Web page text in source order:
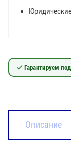
Гарантируем
Описание